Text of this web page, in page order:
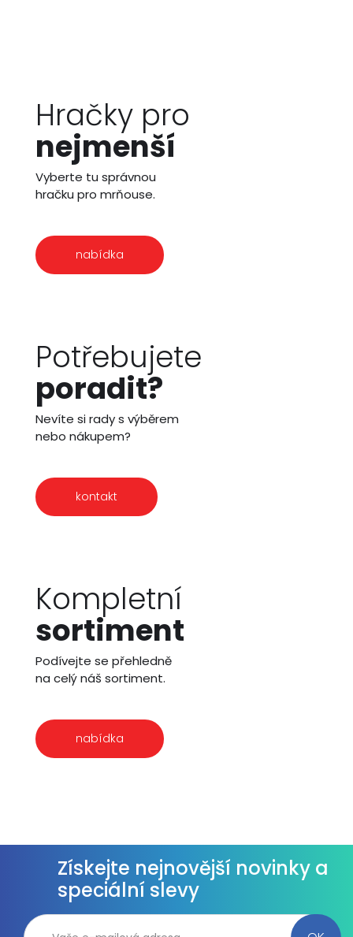
Hračky pro
nejmenší
Vyberte tu správnou
hračku pro mrňouse.
nabídka
Potřebujete
poradit?
Nevíte si rady s výběrem
nebo nákupem?
kontakt
Kompletní
sortiment
Podívejte se přehledně
na celý náš sortiment.
nabídka
Získejte nejnovější novinky a
speciální slevy